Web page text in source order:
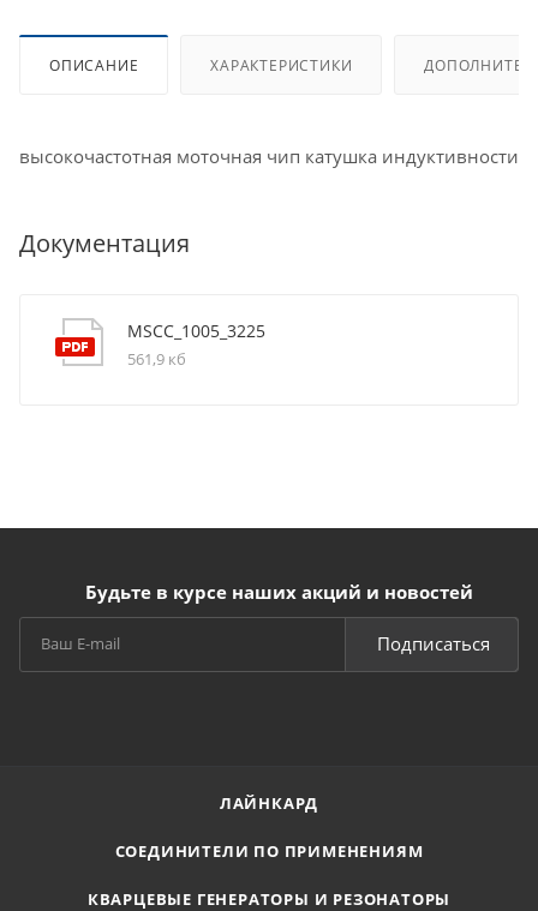
ОПИСАНИЕ ХАРАКТЕРИСТИКИ
высокочастотная моточная чип катушка индуктивности
Документация
MSCC_1005_3225
561,9 кб
Будьте в курсе наших акций и новостей
Подписаться
ЛАЙНКАРД
СОЕДИНИТЕЛИ ПО ПРИМЕНЕНИЯМ
КВАРЦЕВЫЕ ГЕНЕРАТОРЫ И РЕЗОНАТОРЫ